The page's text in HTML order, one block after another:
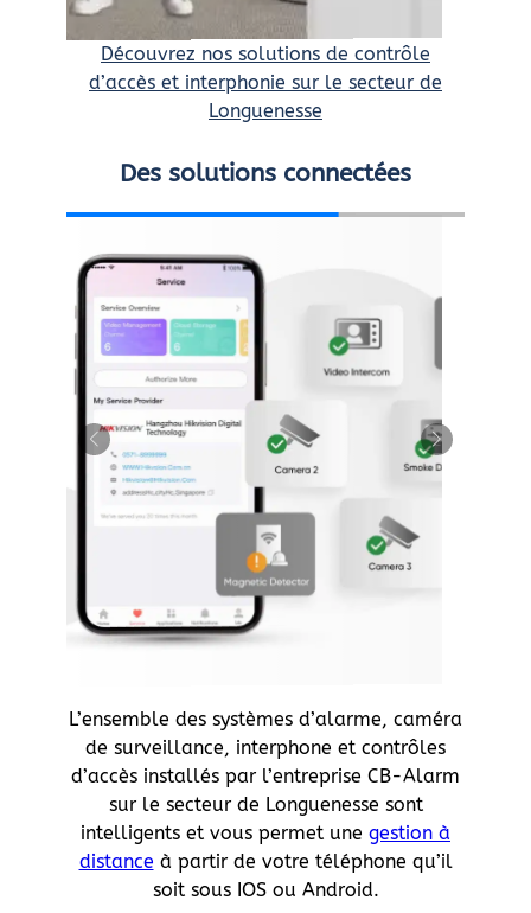
Découvrez nos solutions de contrôle
d’accès et interphonie sur le secteur de
Longuenesse
Des solutions connectées
L’ensemble des systèmes d’alarme, caméra
de surveillance, interphone et contrôles
d’accès installés par l’entreprise CB-Alarm
sur le secteur de Longuenesse sont
intelligents et vous permet une gestion à
distance à partir de votre téléphone qu’il
soit sous IOS ou Android.